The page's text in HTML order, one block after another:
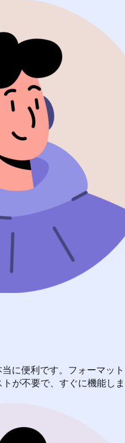
に便利です。フォーマット
が不要で、すぐに機能しま